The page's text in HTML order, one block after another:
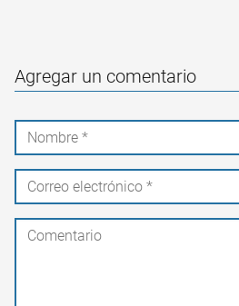
Agregar un comentario